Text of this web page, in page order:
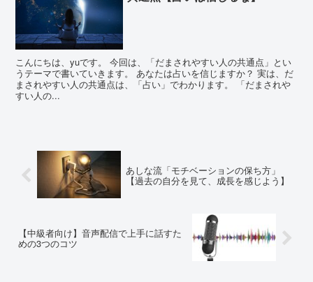
こんにちは、yuです。 今回は、「だまされやすい人の共通点」とい
うテーマで書いていきます。 あなたは占いを信じますか？ 実は、だ
まされやすい人の共通点は、「占い」でわかります。 「だまされや
すい人の...
あしな流「モチベーションの保ち方」
【過去の自分を見て、成長を感じよう】
【中級者向け】音声配信で上手に話すた
めの3つのコツ